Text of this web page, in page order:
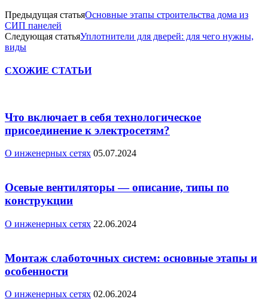
Предыдущая статьяОсновные этапы строительства дома из
СИП панелей
Следующая статьяУплотнители для дверей: для чего нужны,
виды
СХОЖИЕ СТАТЬИ
Что включает в себя технологическое
присоединение к электросетям?
О инженерных сетях 05.07.2024
Осевые вентиляторы — описание, типы по
конструкции
О инженерных сетях 22.06.2024
Монтаж слаботочных систем: основные этапы и
особенности
О инженерных сетях 02.06.2024